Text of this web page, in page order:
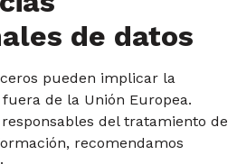
de datos
pueden implicar la
de la Unión Europea.
del tratamiento de
recomendamos